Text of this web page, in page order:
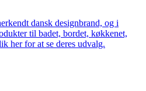
dansk designbrand, og i
til badet, bordet, køkkenet,
her for at se deres udvalg.